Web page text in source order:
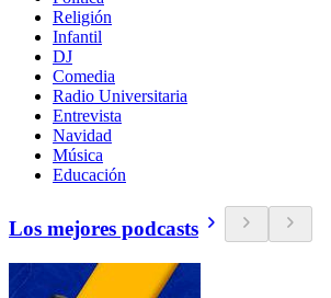
Religión
Infantil
DJ
Comedia
Radio Universitaria
Entrevista
Navidad
Música
Educación
Los mejores podcasts